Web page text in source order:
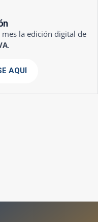
mes la edición digital de
.
AQUÍ